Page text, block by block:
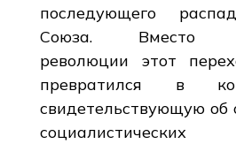
последующего
Союза. Вместо
революции этот
превратился в
свидетельствующую об